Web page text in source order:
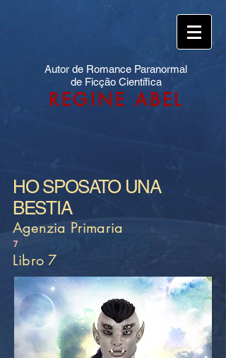
Autor de Romance Paranormal
de Ficção Científica
REGINE ABEL
HO SPOSATO UNA
BESTIA
Agenzia Primaria
7
Libro 7